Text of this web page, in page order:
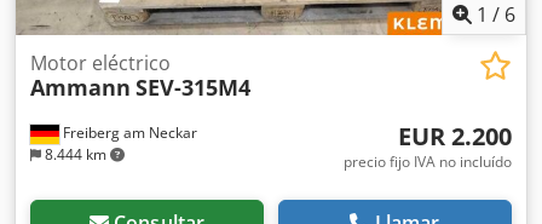
1 / 6
Freiberg am Neckar
8.444 km
Motor eléctrico
Ammann SEV-315M4
EUR 2.200
precio fijo IVA no incluído